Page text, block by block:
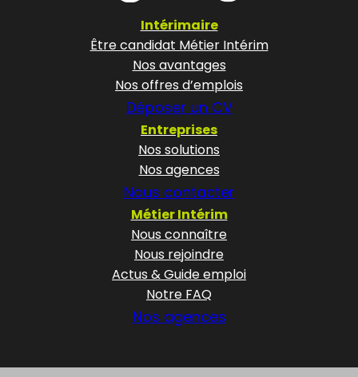
Intérimaire
Être candidat Métier Intérim
Nos avantages
Nos offres d’emplois
Déposer un CV
Entreprises
Nos solutions
Nos agences
Nous contacter
Métier Intérim
Nous connaître
Nous rejoindre
Actus & Guide emploi
Notre FAQ
Nos agences